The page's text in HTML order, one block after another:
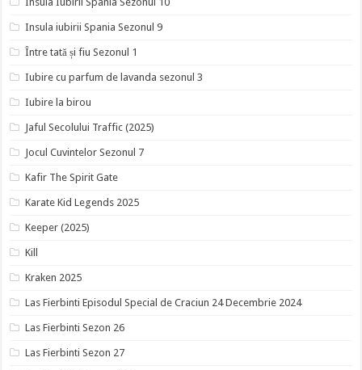
Insula iubirii Spania Sezonul 9
Între tată și fiu Sezonul 1
Iubire cu parfum de lavanda sezonul 3
Iubire la birou
Jaful Secolului Traffic (2025)
Jocul Cuvintelor Sezonul 7
Kafir The Spirit Gate
Karate Kid Legends 2025
Keeper (2025)
Kill
Kraken 2025
Las Fierbinti Episodul Special de Craciun 24 Decembrie 2024
Las Fierbinti Sezon 26
Las Fierbinti Sezon 27